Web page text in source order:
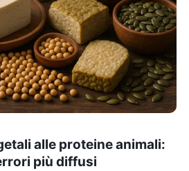
alle proteine animali:
più diffusi